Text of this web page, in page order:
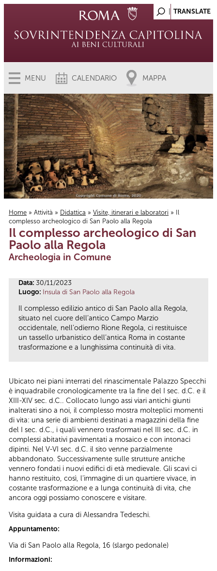
MENU CALENDARIO MAPPA
Tu sei qui
Home » Attività » Didattica » Visite, itinerari e laboratori » Il
complesso archeologico di San Paolo alla Regola
Il complesso archeologico di San
Paolo alla Regola
Archeologia in Comune
Data: 30/11/2023
Luogo: Insula di San Paolo alla Regola
Il complesso edilizio antico di San Paolo alla Regola,
situato nel cuore dell’antico Campo Marzio
occidentale, nell’odierno Rione Regola, ci restituisce
un tassello urbanistico dell’antica Roma in costante
trasformazione e a lunghissima continuità di vita.
Ubicato nei piani interrati del rinascimentale Palazzo Specchi
è inquadrabile cronologicamente tra la fine del I sec. d.C. e il
XIII-XIV sec. d.C.. Collocato lungo assi viari antichi giunti
inalterati sino a noi, il complesso mostra molteplici momenti
di vita: una serie di ambienti destinati a magazzini della fine
del I sec. d.C., i quali vennero trasformati nel III sec. d.C. in
complessi abitativi pavimentati a mosaico e con intonaci
dipinti. Nel V-VI sec. d.C. il sito venne parzialmente
abbandonato. Successivamente sulle strutture antiche
vennero fondati i nuovi edifici di età medievale. Gli scavi ci
hanno restituito, così, l’immagine di un quartiere vivace, in
costante trasformazione e a lunga continuità di vita, che
ancora oggi possiamo conoscere e visitare.
Visita guidata a cura di Alessandra Tedeschi.
Appuntamento:
Via di San Paolo alla Regola, 16 (slargo pedonale)
Informazioni: